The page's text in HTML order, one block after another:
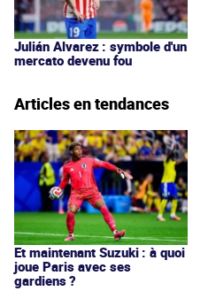
Julián Alvarez : symbole d'un
mercato devenu fou
Articles en tendances
Et maintenant Suzuki : à quoi
joue Paris avec ses
gardiens ?